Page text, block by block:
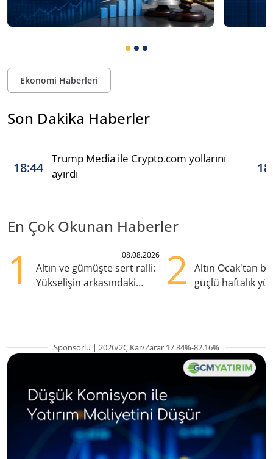
Ekonomi Haberleri
Son Dakika Haberler
18:44
Trump Media ile Crypto.com yollarını
ayırdı
En Çok Okunan Haberler
1 08.08.2026
Altın ve gümüşte sert ralli:
Yükselişin arkasındaki
2
Altın Ocak'tan
güçlü haftalık
Sponsorlu | 2026/2Ç Kar/Zarar 17.84%-82.16%